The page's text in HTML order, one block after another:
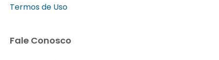
Termos de Uso
Fale Conosco